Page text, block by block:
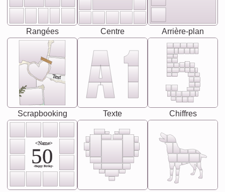
Rangées Centre Arrière-plan
Text
Scrapbooking Texte Chiffres
<Name>
50
-Happy Birday-